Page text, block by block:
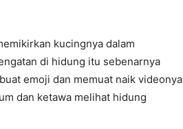
kucingnya dalam
di hidung itu sebenarnya
emoji dan memuat naik videonya
dan ketawa melihat hidung